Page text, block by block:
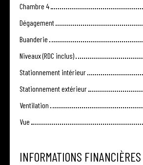
Chambre 4
Dégagement
Buanderie
Niveaux (RDC inclus)
Stationnement intérieur
Stationnement extérieur
Ventilation
Vue
INFORMATIONS FINANCIÈRES